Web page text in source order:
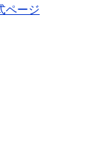
ページ